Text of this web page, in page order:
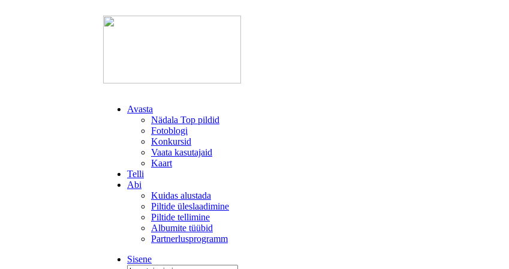
Avasta
Nädala Top pildid
Fotoblogi
Konkursid
Vaata kasutajaid
Kaart
Telli
Abi
Kuidas alustada
Piltide üleslaadimine
Piltide tellimine
Albumite tüübid
Partnerlusprogramm
Sisene